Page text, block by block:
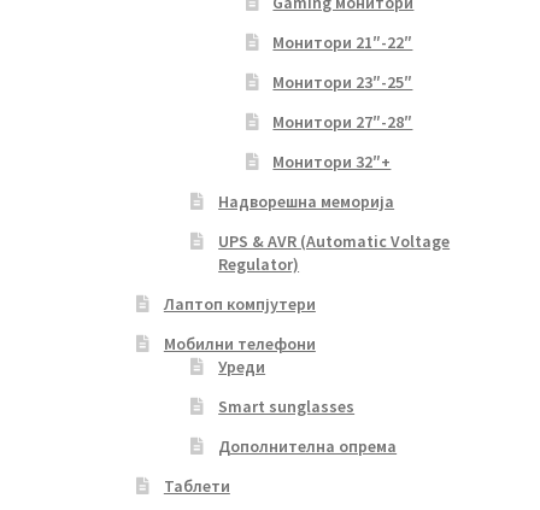
Монитори 21″-22″
Монитори 23″-25″
Монитори 27″-28″
Монитори 32″+
Надворешна меморија
UPS & AVR (Automatic Voltage
Regulator)
Лаптоп компјутери
Мобилни телефони
Уреди
Smart sunglasses
Дополнителна опрема
Таблети